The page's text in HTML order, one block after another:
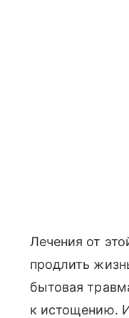
Лечения от
продлить
бытовая
к истощению.